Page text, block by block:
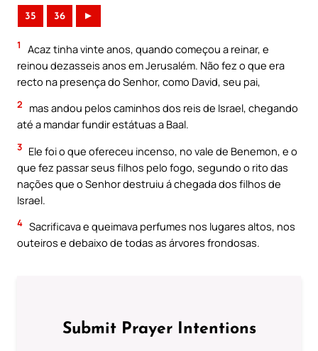
35 36 ►
1
Acaz tinha vinte anos, quando começou a reinar, e
reinou dezasseis anos em Jerusalém. Não fez o que era
recto na presença do Senhor, como David, seu pai,
2
mas andou pelos caminhos dos reis de Israel, chegando
até a mandar fundir estátuas a Baal.
3 Ele foi o que ofereceu incenso, no vale de Benemon, e o
que fez passar seus filhos pelo fogo, segundo o rito das
nações que o Senhor destruiu á chegada dos filhos de
Israel.
4 Sacrificava e queimava perfumes nos lugares altos, nos
outeiros e debaixo de todas as árvores frondosas.
Submit Prayer Intentions